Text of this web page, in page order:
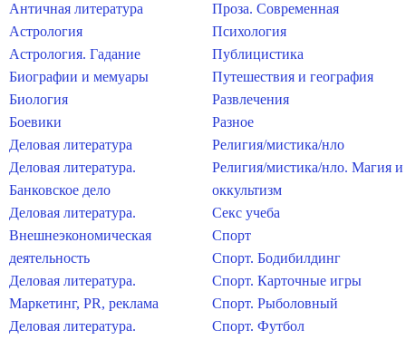
Античная литература
Астрология
Астрология. Гадание
Биографии и мемуары
Биология
Боевики
Деловая литература
Деловая литература.
Банковское дело
Деловая литература.
Внешнеэкономическая
деятельность
Деловая литература.
Маркетинг, PR, реклама
Деловая литература.
Проза. Современная
Психология
Публицистика
Путешествия и география
Развлечения
Разное
Религия/мистика/нло
Религия/мистика/нло. Магия и
оккультизм
Секс учеба
Спорт
Спорт. Бодибилдинг
Спорт. Карточные игры
Спорт. Рыболовный
Спорт. Футбол